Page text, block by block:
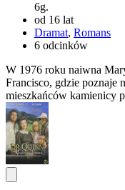
6g.
od 16 lat
Dramat, Romans
6 odcinków
W 1976 roku naiwna
Francisco, gdzie
mieszkańców kamienicy